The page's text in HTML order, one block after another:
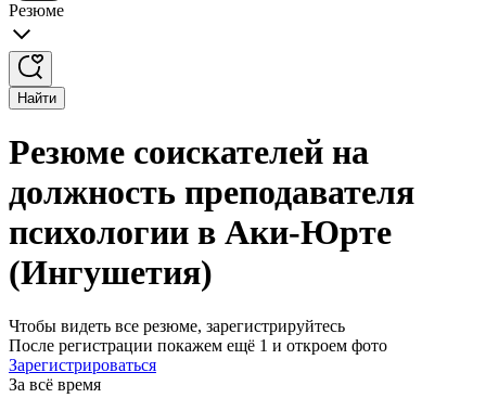
Резюме
Найти
Резюме соискателей на
должность преподавателя
психологии в Аки-Юрте
(Ингушетия)
Чтобы видеть все резюме, зарегистрируйтесь
После регистрации покажем ещё 1 и откроем фото
Зарегистрироваться
За всё время